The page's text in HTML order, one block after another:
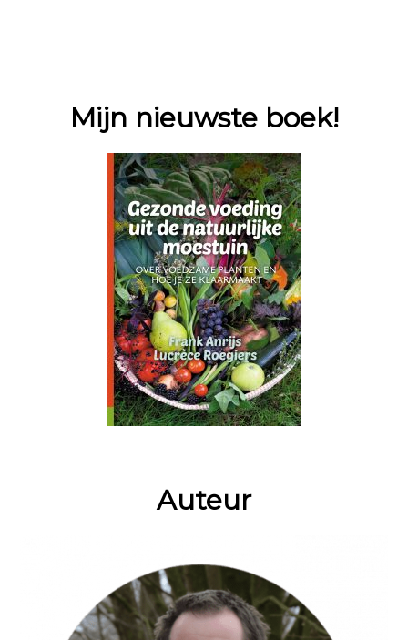
Mijn nieuwste boek!
Auteur